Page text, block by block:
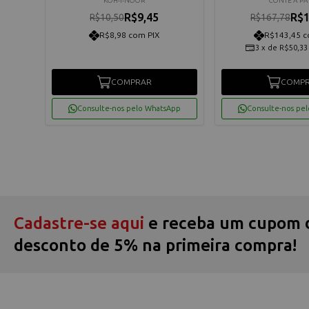
R$10,50R$9,45
R$8,98 com PIX
COMPRAR
Consulte-nos pelo WhatsApp
R$167,78
R$143,45
3 x de R$50,33
Consulte-nos
Cadastre-se aqui e receba um cupom
desconto de 5% na primeira compra!